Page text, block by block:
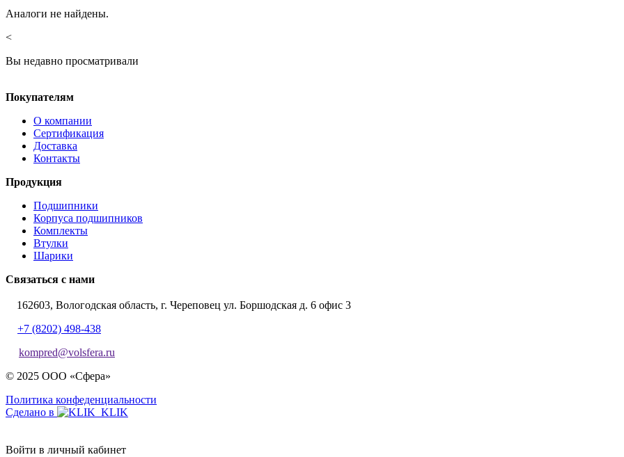
Аналоги не найдены.
<
Вы недавно просматривали
Покупателям
О компании
Сертификация
Доставка
Контакты
Продукция
Подшипники
Корпуса подшипников
Комплекты
Втулки
Шарики
Связаться с нами
162603, Вологодская область, г. Череповец ул. Боршодская д. 6 офис 3
+7 (8202) 498-438
kompred@volsfera.ru
© 2025 ООО «Сфера»
Политика конфеденциальности
Сделано в
Войти в личный кабинет